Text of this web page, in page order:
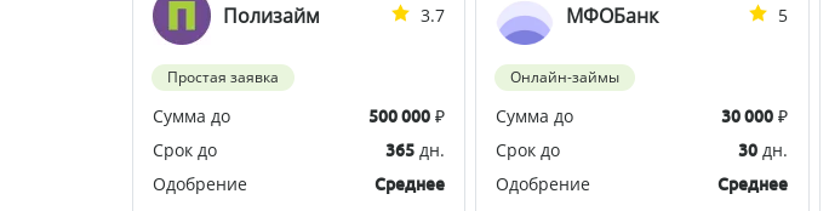
Полизайм 3.7
Простая заявка
Сумма до 500 000₽
Срок до
365дн.
Одобрение
Среднее
МФОБанк 5
Онлайн-займы
Сумма до 30 000 ₽
Срок до
30 дн.
Одобрение
Среднее